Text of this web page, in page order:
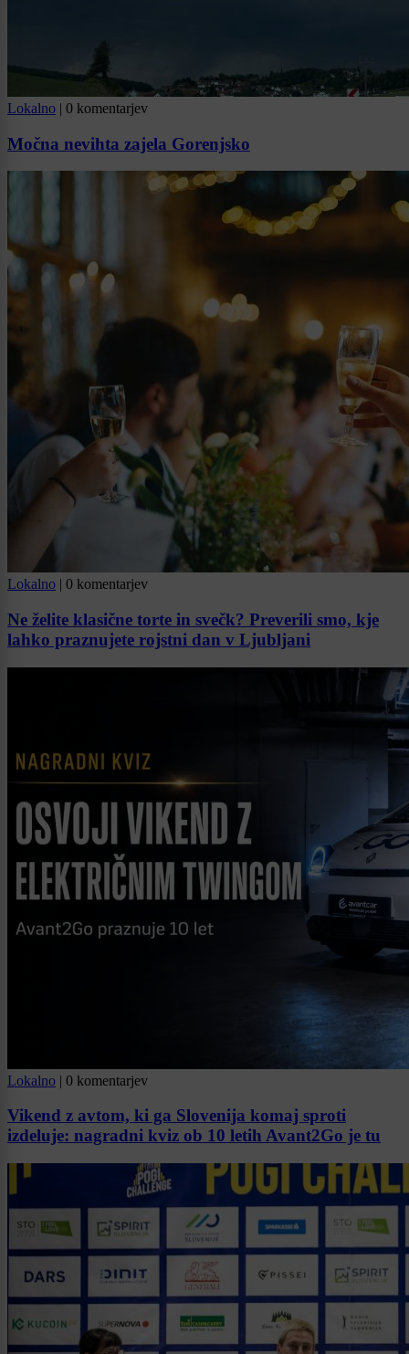
Lokalno | 0 komentarjev
Močna nevihta zajela Gorenjsko
Lokalno | 0 komentarjev
Ne želite klasične torte in svečk? Preverili smo, kje
lahko praznujete rojstni dan v Ljubljani
Lokalno | 0 komentarjev
Vikend z avtom, ki ga Slovenija komaj sproti
izdeluje: nagradni kviz ob 10 letih Avant2Go je tu